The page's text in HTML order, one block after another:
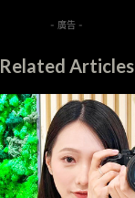
- 廣告 -
Related Articles